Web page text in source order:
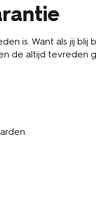
is. Want als jij blij
de altijd tevreden